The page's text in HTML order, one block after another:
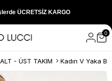
ÜCRETSİZ KARGO
150 TL İNDİRİM
hemen keşfedin
0
ALT - ÜST TAKIM